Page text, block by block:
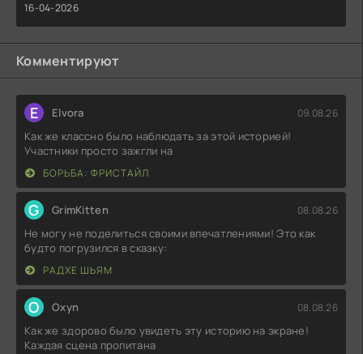
16-04-2026
Комментируют
E Elvora 09.08.26
Как же классно было наблюдать за этой историей!
Участники просто зажгли на
БОРЬБА: ФРИСТАЙЛ
G GrimKitten 08.08.26
Не могу не поделиться своими впечатлениями! Это как
будто погрузился в сказку:
РАДХЕ ШЬЯМ
O Oxyn 08.08.26
Как же здорово было увидеть эту историю на экране!
Каждая сцена пропитана